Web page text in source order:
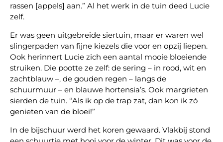
rassen [appels] aan.” Al het werk in de tuin deed Lucie
zelf.
Er was geen uitgebreide siertuin, maar er waren wel
slingerpaden van fijne kiezels die voor en opzij liepen.
Ook herinnert Lucie zich een aantal mooie bloeiende
struiken. Die pootte ze zelf: de sering – in rood, wit en
zachtblauw –, de gouden regen – langs de
schuurmuur – en blauwe hortensia’s. Ook margrieten
sierden de tuin. “Als ik op de trap zat, dan kon ik zó
genieten van de bloei!”
In de bijschuur werd het koren gewaard. Vlakbij stond